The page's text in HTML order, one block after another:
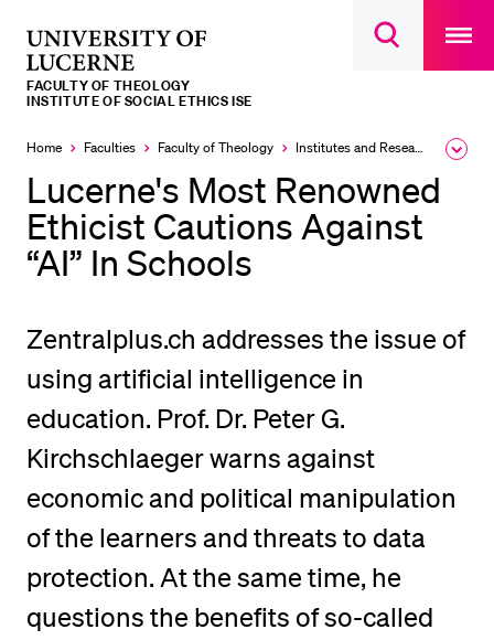
Open
main
Lucerne
FACULTY OF THEOLOGY
INSTITUTE OF SOCIAL ETHICS ISE
Home Faculties Faculty of Theology Institutes and Research Units
Lucerne's Most Renowned
Ethicist Cautions Against
“AI” In Schools
Zentralplus.ch addresses the issue of
using artificial intelligence in
education. Prof. Dr. Peter G.
Kirchschlaeger warns against
economic and political manipulation
of the learners and threats to data
protection. At the same time, he
questions the benefits of so-called
RECENT SEARCHES
You haven't performed any searches yet.
INFORMATION FOR…
Prospective Students
Current Students
Researchers
Alumni
Jobseekers
Donors
Media